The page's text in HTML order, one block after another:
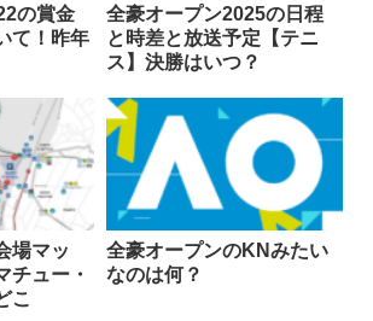
の賞金
て！昨年
全豪オープン2025の日程
と時差と放送予定【テニ
ス】決勝はいつ？
場マッ
チュー・
こ
全豪オープンのKNみたい
なのは何？